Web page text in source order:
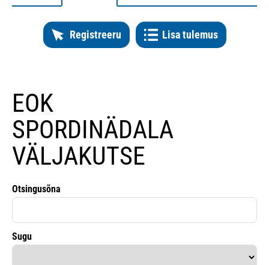
Registreeru Lisa tulemus
EOK
SPORDINÄDALA
VÄLJAKUTSE
Otsingusõna
Sugu